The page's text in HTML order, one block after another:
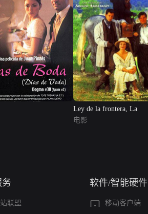
Ley de la frontera, La
电影
务
联盟
软件/智能硬件
移动客户端